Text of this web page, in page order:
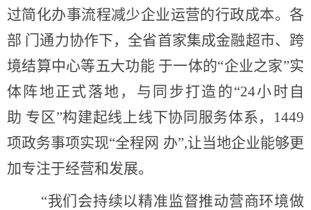
过简化办事流程减少企业运营的行政成本。各
部 门通力协作下，全省首家集成金融超市、跨
境结算中心等五大功能 于一体的“企业之家”实
体阵地正式落地，与同步打造的“24小时自
助 专区”构建起线上线下协同服务体系，1449
项政务事项实现“全程网 办”,让当地企业能够更
加专注于经营和发展。
“我们会持续以精准监督推动营商环境做